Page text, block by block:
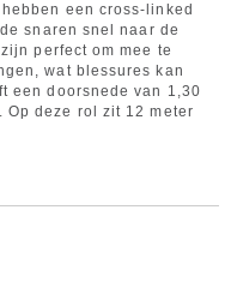
een cross-linked
snaren snel naar de
perfect om mee te
wat blessures kan
een doorsnede van 1,30
Op deze rol zit 12 meter